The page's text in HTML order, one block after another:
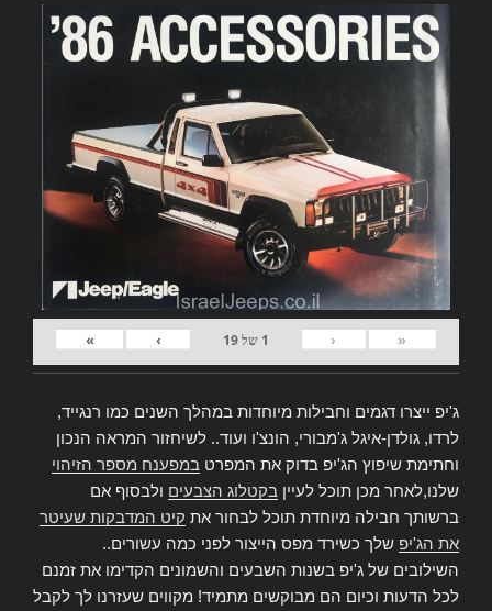
«
‹
1 של19
›
»
ג'יפ ייצרו דגמים וחבילות מיוחדות במהלך השנים כמו רנגייד,
לרדו, גולדן-איגל ג'מבורי, הונצ'ו ועוד.. לשיחזור המראה הנכון
וחתימת שיפוץ הג'יפ בדוק את המפרט במפענח מספר הזיהוי
שלנו,לאחר מכן תוכל לעיין בקטלוג הצבעים ולבסוף אם
ברשותך חבילה מיוחדת תוכל לבחור את קיט המדבקות שעיטר
את הג'יפ שלך כשירד מפס הייצור לפני כמה עשורים..
השילובים של ג'יפ בשנות השבעים והשמונים הקדימו את זמנם
לכל הדעות וכיום הם מבוקשים מתמיד! מקווים שעזרנו לך לקבל